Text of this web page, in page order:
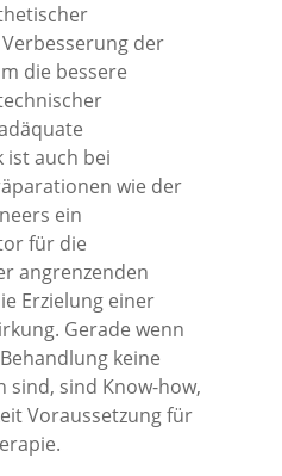
der
die bessere
ist auch bei
wie der
ein
für die
angrenzenden
Erzielung einer
Gerade wenn
keine
sind Know-how,
Voraussetzung für